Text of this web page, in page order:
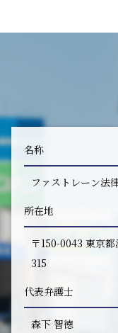
名称
ファストレーン法
所在地
〒150-0043 東京
315
代表弁護士
森下 智徳